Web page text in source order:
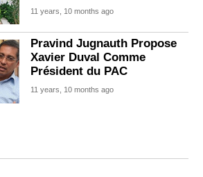
11 years, 10 months ago
Pravind Jugnauth Propose
Xavier Duval Comme
Président du PAC
11 years, 10 months ago